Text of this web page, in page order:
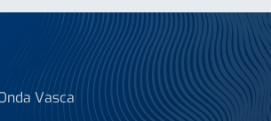
Vasca